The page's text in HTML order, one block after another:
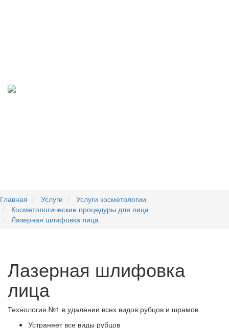
Главная Услуги
Услуги косметологии
Косметологические процедуры для лица
Лазерная шлифовка лица
Лазерная шлифовка
лица
Технология №1 в удалении всех видов рубцов и шрамов
Устраняет все виды рубцов